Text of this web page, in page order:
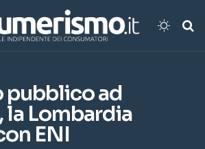
pubblico ad
la Lombardia
ENI